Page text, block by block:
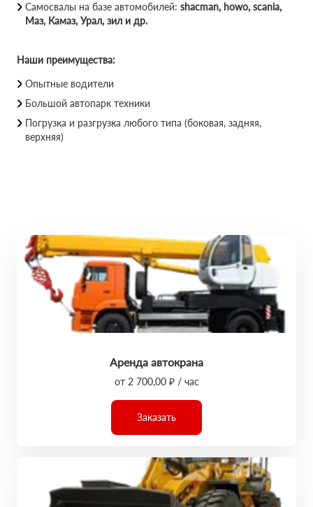
Самосвалы на базе автомобилей: shacman, howo, scania,
Маз, Камаз, Урал, зил и др.
Наши преимущества:
Опытные водители
Большой автопарк техники
Погрузка и разгрузка любого типа (боковая, задняя,
верхняя)
Аренда автокрана
от 2 700,00 ₽ / час
Заказать